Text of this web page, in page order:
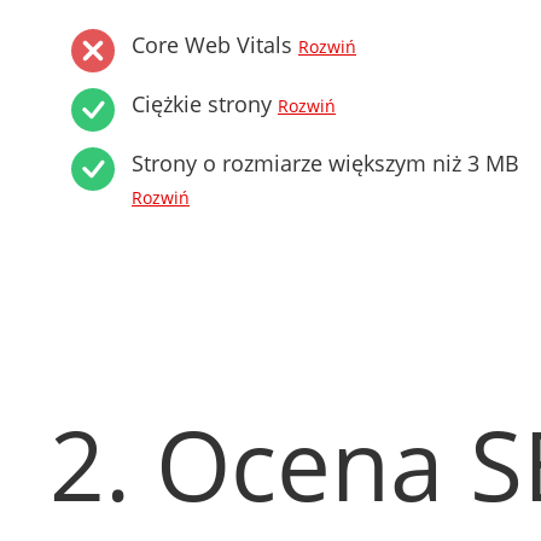
Core Web Vitals Rozwiń
Ciężkie strony Rozwiń
Strony o rozmiarze większym niż 3 MB
Rozwiń
2. Ocena